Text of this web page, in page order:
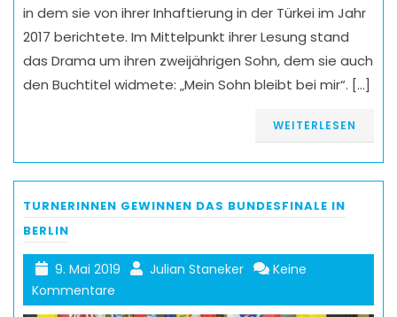
in dem sie von ihrer Inhaftierung in der Türkei im Jahr
2017 berichtete. Im Mittelpunkt ihrer Lesung stand
das Drama um ihren zweijährigen Sohn, dem sie auch
den Buchtitel widmete: „Mein Sohn bleibt bei mir“. […]
WEITERLESEN
TURNERINNEN GEWINNEN DAS BUNDESFINALE IN
BERLIN
9. Mai 2019 Julian Staneker
Keine
Kommentare